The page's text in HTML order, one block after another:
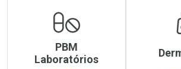
PBM
Laboratórios